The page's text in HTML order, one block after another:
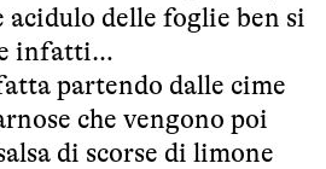
acidulo delle foglie ben si
e infatti…
partendo dalle cime
che vengono poi
di scorse di limone